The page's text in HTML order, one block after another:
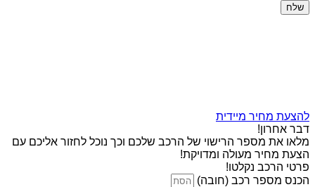
שלח
להצעת מחיר מיידית
דבר אחרון!
מלאו את מספר הרישוי של הרכב שלכם וכך נוכל לחזור אליכם עם
הצעת מחיר מעולה ומדויקת!
פרטי הרכב נקלטו!
הכנס מספר רכב (חובה)